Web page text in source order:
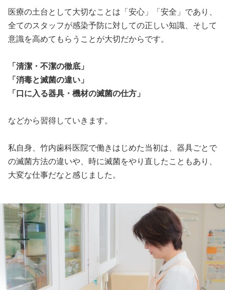
医療の土台として大切なことは「安心」「安全」であり、
全てのスタッフが感染予防に対しての正しい知識、そして
意識を高めてもらうことが大切だからです。
「清潔・不潔の徹底」
「消毒と滅菌の違い」
「口に入る器具・機材の滅菌の仕方」
などから習得していきます。
私自身、竹内歯科医院で働きはじめた当初は、器具ごとで
の滅菌方法の違いや、時に滅菌をやり直したこともあり、
大変な仕事だなと感じました。